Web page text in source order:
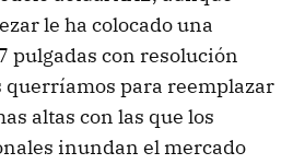
le ha colocado una
pulgadas con resolución
querríamos para reemplazar
altas con las que los
inundan el mercado